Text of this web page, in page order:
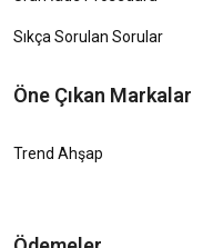
Sıkça Sorulan Sorular
Öne Çıkan Markalar
Trend Ahşap